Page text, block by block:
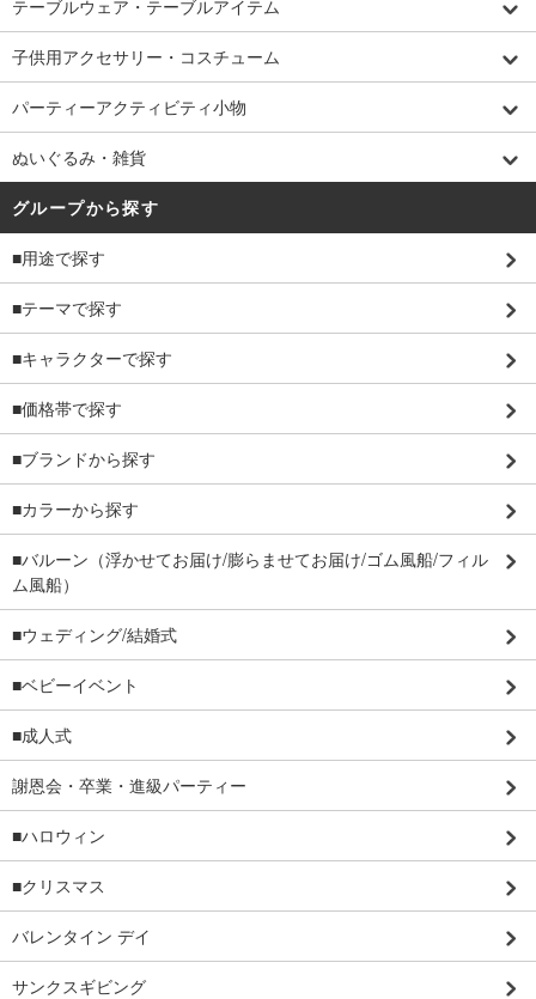
テーブルウェア・テーブルアイテム
子供用アクセサリー・コスチューム
パーティーアクティビティ小物
ぬいぐるみ・雑貨
グループから探す
■用途で探す
■テーマで探す
■キャラクターで探す
■価格帯で探す
■ブランドから探す
■カラーから探す
■バルーン（浮かせてお届け/膨らませてお届け/ゴム風船/フィル
ム風船）
■ウェディング/結婚式
■ベビーイベント
■成人式
謝恩会・卒業・進級パーティー
■ハロウィン
■クリスマス
バレンタイン デイ
サンクスギビング